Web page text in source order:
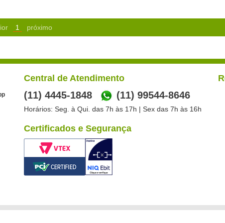
1 próximo
Central de Atendimento
(11) 4445-1848 (11) 99544-8646
Horários: Seg. à Qui. das 7h às 17h | Sex das 7h às 16h
Certificados e Segurança